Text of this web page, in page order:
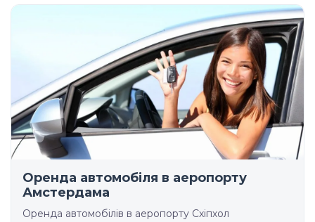
Оренда автомобіля в аеропорту
Амстердама
Оренда автомобілів в аеропорту Схіпхол